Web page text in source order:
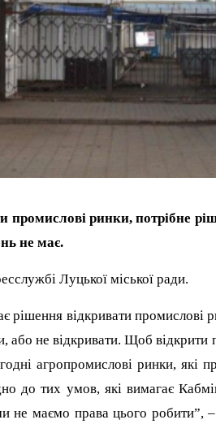
промислові ринки, потрібне
не має.
Луцької міської ради.
рішення відкривати промислові
або не відкривати. Щоб
агропромислові ринки,
до тих умов, які вимагає
не маємо права цього робити”,